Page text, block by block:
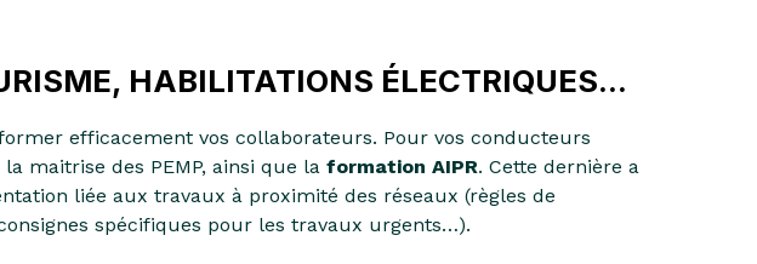
HABILITATIONS ÉLECTRIQUES...
efficacement vos collaborateurs. Pour vos conducteurs
maitrise des PEMP, ainsi que la formation AIPR. Cette dernière a
liée aux travaux à proximité des réseaux (règles de
spécifiques pour les travaux urgents…).